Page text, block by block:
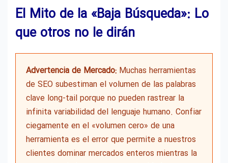
El Mito de la «Baja Búsqueda»: Lo
que otros no le dirán
Advertencia de Mercado: Muchas herramientas
de SEO subestiman el volumen de las palabras
clave long-tail porque no pueden rastrear la
infinita variabilidad del lenguaje humano. Confiar
ciegamente en el «volumen cero» de una
herramienta es el error que permite a nuestros
clientes dominar mercados enteros mientras la